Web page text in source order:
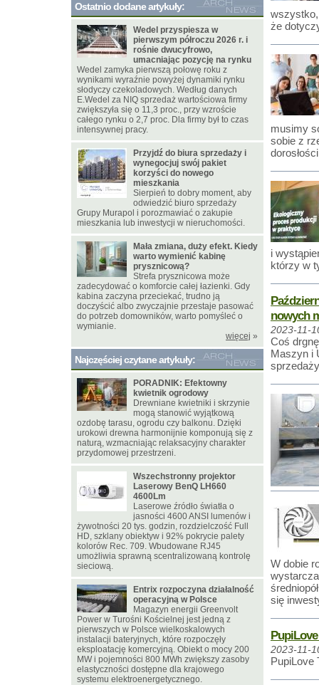
wszystko,
że
musimy
sobie z
i
którzy w
nowych
2023-11-
Coś
Maszyn i
W dobie
się
2023-11-
PupiLove
Ostatnio dodane artykuły:
Wedel przyspiesza w
pierwszym półroczu 2026 r. i
rośnie dwucyfrowo,
umacniając pozycję na rynku
Wedel zamyka pierwszą połowę roku z
wynikami wyraźnie powyżej dynamiki rynku
słodyczy czekoladowych. Według danych
E.Wedel za NIQ sprzedaż wartościowa firmy
zwiększyła się o 11,3 proc., przy wzroście
całego rynku o 2,7 proc. Dla firmy był to czas
intensywnej pracy.
Przyjdź do biura sprzedaży i
wynegocjuj swój pakiet
korzyści do nowego
mieszkania
Sierpień to dobry moment, aby
odwiedzić biuro sprzedaży
Grupy Murapol i porozmawiać o zakupie
mieszkania lub inwestycji w nieruchomości.
Mała zmiana, duży efekt. Kiedy
warto wymienić kabinę
prysznicową?
Strefa prysznicowa może
zadecydować o komforcie całej łazienki. Gdy
kabina zaczyna przeciekać, trudno ją
doczyścić albo zwyczajnie przestaje pasować
do potrzeb domowników, warto pomyśleć o
wymianie.
więcej »
Najczęściej czytane artykuły:
PORADNIK: Efektowny
kwietnik ogrodowy
Drewniane kwietniki i skrzynie
mogą stanowić wyjątkową
ozdobę tarasu, ogrodu czy balkonu. Dzięki
urokowi drewna harmonijnie komponują się z
naturą, wzmacniając relaksacyjny charakter
przydomowej przestrzeni.
Wszechstronny projektor
Laserowy BenQ LH660
4600Lm
Laserowe źródło światła o
jasności 4600 ANSI lumenów i
żywotności 20 tys. godzin, rozdzielczość Full
HD, szklany obiektyw i 92% pokrycie palety
kolorów Rec. 709. Wbudowane RJ45
umożliwia sprawną scentralizowaną kontrolę
sieciową.
Entrix rozpoczyna działalność
operacyjną w Polsce
Magazyn energii Greenvolt
Power w Turośni Kościelnej jest jedną z
pierwszych w Polsce wielkoskalowych
instalacji bateryjnych, które rozpoczęły
eksploatację komercyjną. Obiekt o mocy 200
MW i pojemności 800 MWh zwiększy zasoby
elastyczności dostępne dla krajowego
systemu elektroenergetycznego.